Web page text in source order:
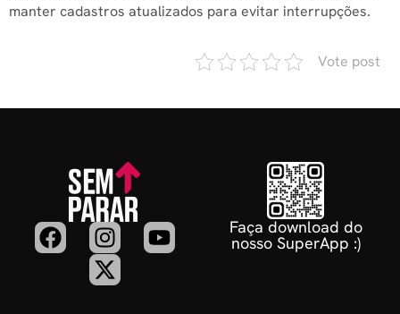
manter cadastros atualizados para evitar interrupções.
Vote post
Faça download do
nosso SuperApp :)